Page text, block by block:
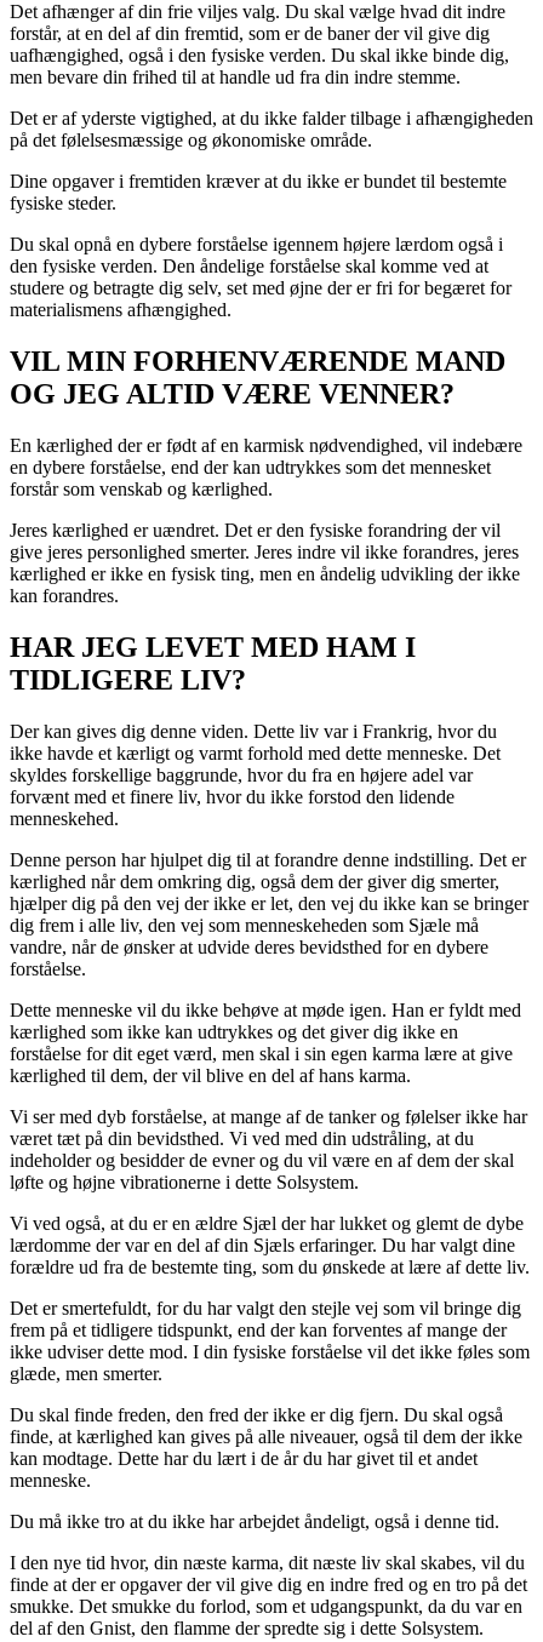
Det afhænger af din frie viljes valg. Du skal vælge hvad dit indre
forstår, at en del af din fremtid, som er de baner der vil give dig
uafhængighed, også i den fysiske verden. Du skal ikke binde dig,
men bevare din frihed til at handle ud fra din indre stemme.
Det er af yderste vigtighed, at du ikke falder tilbage i afhængigheden
på det følelsesmæssige og økonomiske område.
Dine opgaver i fremtiden kræver at du ikke er bundet til bestemte
fysiske steder.
Du skal opnå en dybere forståelse igennem højere lærdom også i
den fysiske verden. Den åndelige forståelse skal komme ved at
studere og betragte dig selv, set med øjne der er fri for begæret for
materialismens afhængighed.
VIL MIN FORHENVÆRENDE MAND
OG JEG ALTID VÆRE VENNER?
En kærlighed der er født af en karmisk nødvendighed, vil indebære
en dybere forståelse, end der kan udtrykkes som det mennesket
forstår som venskab og kærlighed.
Jeres kærlighed er uændret. Det er den fysiske forandring der vil
give jeres personlighed smerter. Jeres indre vil ikke forandres, jeres
kærlighed er ikke en fysisk ting, men en åndelig udvikling der ikke
kan forandres.
HAR JEG LEVET MED HAM I
TIDLIGERE LIV?
Der kan gives dig denne viden. Dette liv var i Frankrig, hvor du
ikke havde et kærligt og varmt forhold med dette menneske. Det
skyldes forskellige baggrunde, hvor du fra en højere adel var
forvænt med et finere liv, hvor du ikke forstod den lidende
menneskehed.
Denne person har hjulpet dig til at forandre denne indstilling. Det er
kærlighed når dem omkring dig, også dem der giver dig smerter,
hjælper dig på den vej der ikke er let, den vej du ikke kan se bringer
dig frem i alle liv, den vej som menneskeheden som Sjæle må
vandre, når de ønsker at udvide deres bevidsthed for en dybere
forståelse.
Dette menneske vil du ikke behøve at møde igen. Han er fyldt med
kærlighed som ikke kan udtrykkes og det giver dig ikke en
forståelse for dit eget værd, men skal i sin egen karma lære at give
kærlighed til dem, der vil blive en del af hans karma.
Vi ser med dyb forståelse, at mange af de tanker og følelser ikke har
været tæt på din bevidsthed. Vi ved med din udstråling, at du
indeholder og besidder de evner og du vil være en af dem der skal
løfte og højne vibrationerne i dette Solsystem.
Vi ved også, at du er en ældre Sjæl der har lukket og glemt de dybe
lærdomme der var en del af din Sjæls erfaringer. Du har valgt dine
forældre ud fra de bestemte ting, som du ønskede at lære af dette liv.
Det er smertefuldt, for du har valgt den stejle vej som vil bringe dig
frem på et tidligere tidspunkt, end der kan forventes af mange der
ikke udviser dette mod. I din fysiske forståelse vil det ikke føles som
glæde, men smerter.
Du skal finde freden, den fred der ikke er dig fjern. Du skal også
finde, at kærlighed kan gives på alle niveauer, også til dem der ikke
kan modtage. Dette har du lært i de år du har givet til et andet
menneske.
Du må ikke tro at du ikke har arbejdet åndeligt, også i denne tid.
I den nye tid hvor, din næste karma, dit næste liv skal skabes, vil du
finde at der er opgaver der vil give dig en indre fred og en tro på det
smukke. Det smukke du forlod, som et udgangspunkt, da du var en
del af den Gnist, den flamme der spredte sig i dette Solsystem.